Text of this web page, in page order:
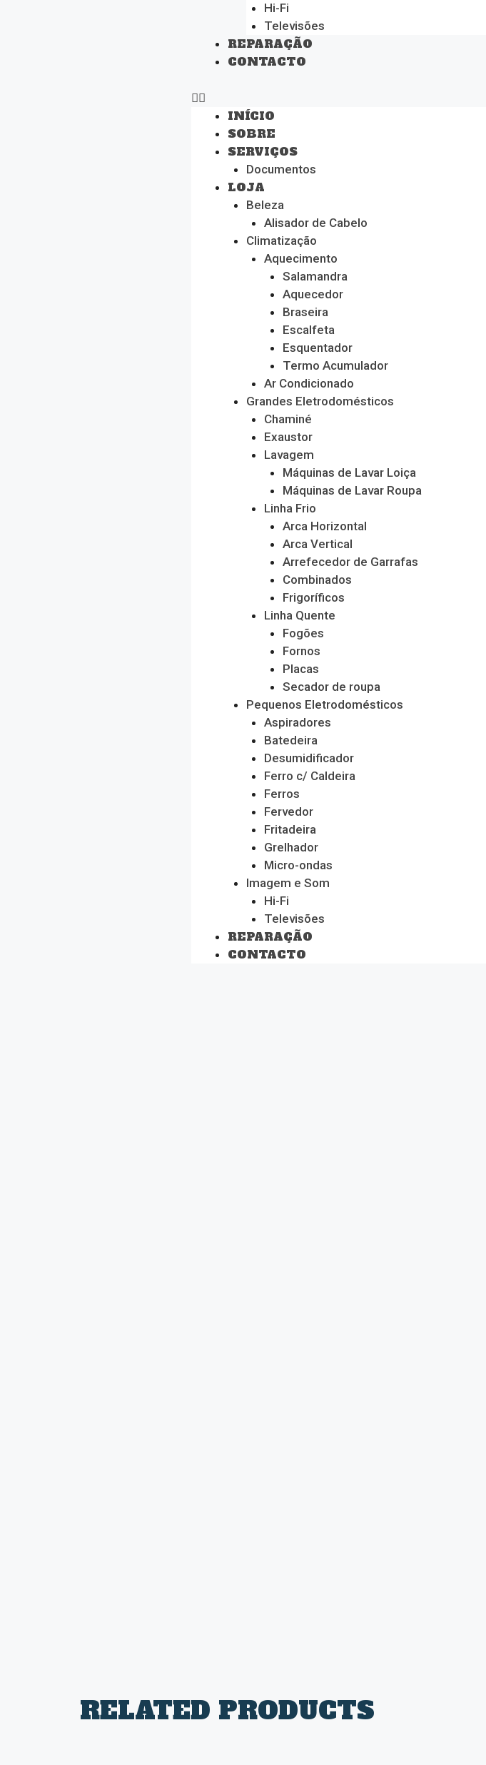
Hi-Fi
Televisões
REPARAÇÃO
CONTACTO
INÍCIO
SOBRE
SERVIÇOS
Documentos
LOJA
Beleza
Alisador de Cabelo
Climatização
Aquecimento
Salamandra
Aquecedor
Braseira
Escalfeta
Esquentador
Termo Acumulador
Ar Condicionado
Grandes Eletrodomésticos
Chaminé
Exaustor
Lavagem
Máquinas de Lavar Loiça
Máquinas de Lavar Roupa
Linha Frio
Arca Horizontal
Arca Vertical
Arrefecedor de Garrafas
Combinados
Frigoríficos
Linha Quente
Fogões
Fornos
Placas
Secador de roupa
Pequenos Eletrodomésticos
Aspiradores
Batedeira
Desumidificador
Ferro c/ Caldeira
Ferros
Fervedor
Fritadeira
Grelhador
Micro-ondas
Imagem e Som
Hi-Fi
Televisões
REPARAÇÃO
CONTACTO
RELATED PRODUCTS